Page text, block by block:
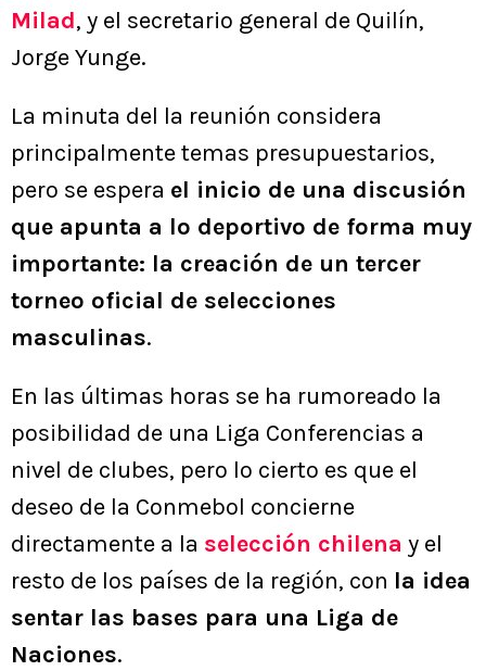
Milad, y el secretario general de Quilín,
Jorge Yunge.
La minuta del la reunión considera
principalmente temas presupuestarios,
pero se espera el inicio de una discusión
que apunta a lo deportivo de forma muy
importante: la creación de un tercer
torneo oficial de selecciones
masculinas.
En las últimas horas se ha rumoreado la
posibilidad de una Liga Conferencias a
nivel de clubes, pero lo cierto es que el
deseo de la Conmebol concierne
directamente a la selección chilena y el
resto de los países de la región, con la idea
sentar las bases para una Liga de
Naciones.